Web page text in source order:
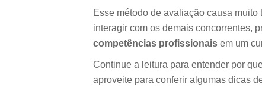
Esse método de avaliação causa
interagir com os demais concorrentes,
competências profissionais em um
Continue a leitura para entender por
aproveite para conferir algumas dicas